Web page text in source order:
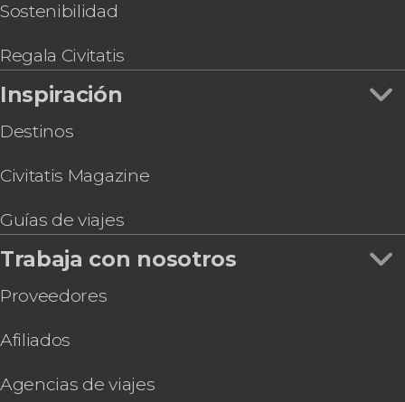
Sostenibilidad
Regala Civitatis
Inspiración
Destinos
Civitatis Magazine
Guías de viajes
Trabaja con nosotros
Proveedores
Afiliados
Agencias de viajes